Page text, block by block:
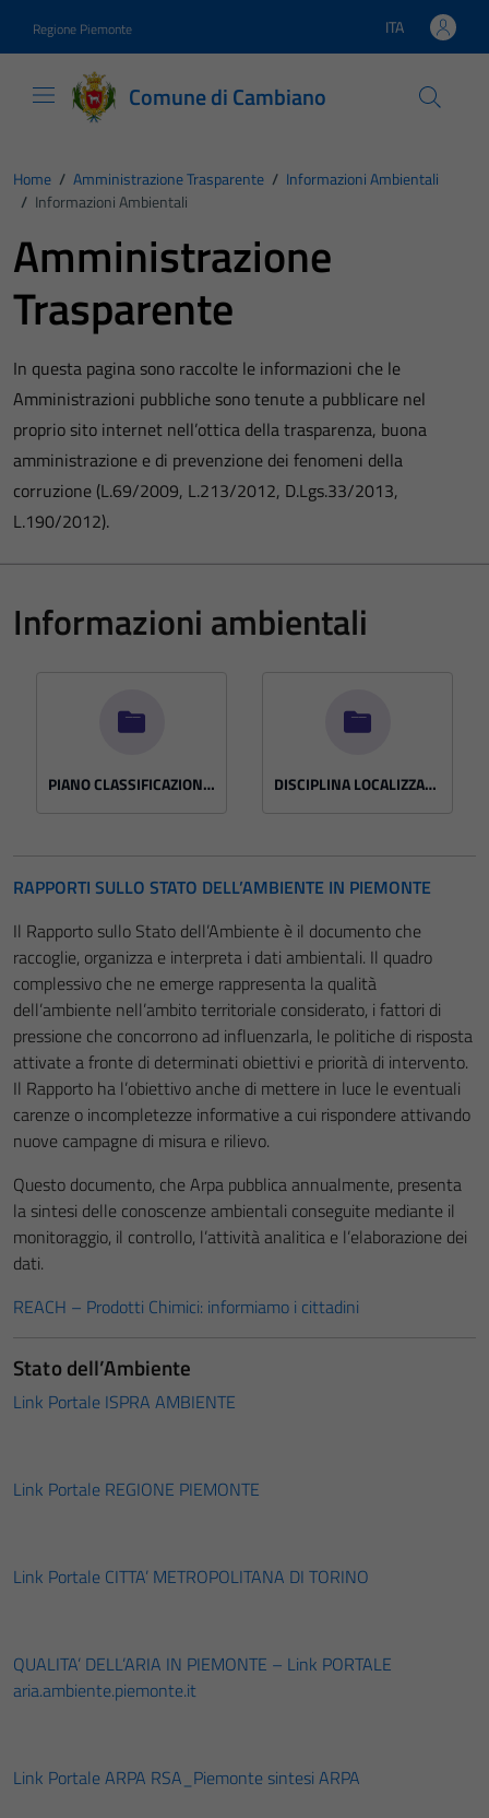
Regione Piemonte Lingua attiva:
ITA
Comune di Cambiano
Home / Amministrazione Trasparente / Informazioni Ambientali
/ Informazioni Ambientali
Amministrazione
Trasparente
In questa pagina sono raccolte le informazioni che le
Amministrazioni pubbliche sono tenute a pubblicare nel
proprio sito internet nell’ottica della trasparenza, buona
amministrazione e di prevenzione dei fenomeni della
corruzione (L.69/2009, L.213/2012, D.Lgs.33/2013,
L.190/2012).
Informazioni ambientali
PIANO CLASSIFICAZIONE ACUSTICA DISCIPLINA LOCALIZZAZIONE IMPIANTI RADIOELETTRICI
RAPPORTI SULLO STATO DELL’AMBIENTE IN PIEMONTE
Il Rapporto sullo Stato dell’Ambiente è il documento che
raccoglie, organizza e interpreta i dati ambientali. Il quadro
complessivo che ne emerge rappresenta la qualità
dell’ambiente nell’ambito territoriale considerato, i fattori di
pressione che concorrono ad influenzarla, le politiche di risposta
attivate a fronte di determinati obiettivi e priorità di intervento.
Il Rapporto ha l’obiettivo anche di mettere in luce le eventuali
carenze o incompletezze informative a cui rispondere attivando
nuove campagne di misura e rilievo.
Questo documento, che Arpa pubblica annualmente, presenta
la sintesi delle conoscenze ambientali conseguite mediante il
monitoraggio, il controllo, l’attività analitica e l’elaborazione dei
dati.
REACH – Prodotti Chimici: informiamo i cittadini
Stato dell’Ambiente
Link Portale ISPRA AMBIENTE
Link Portale REGIONE PIEMONTE
Link Portale CITTA’ METROPOLITANA DI TORINO
QUALITA’ DELL’ARIA IN PIEMONTE – Link PORTALE
aria.ambiente.piemonte.it
Link Portale ARPA RSA_Piemonte sintesi ARPA